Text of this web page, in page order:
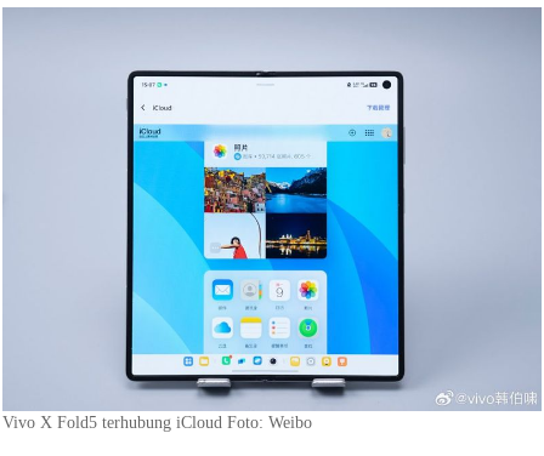
Vivo X Fold5 terhubung iCloud Foto: Weibo